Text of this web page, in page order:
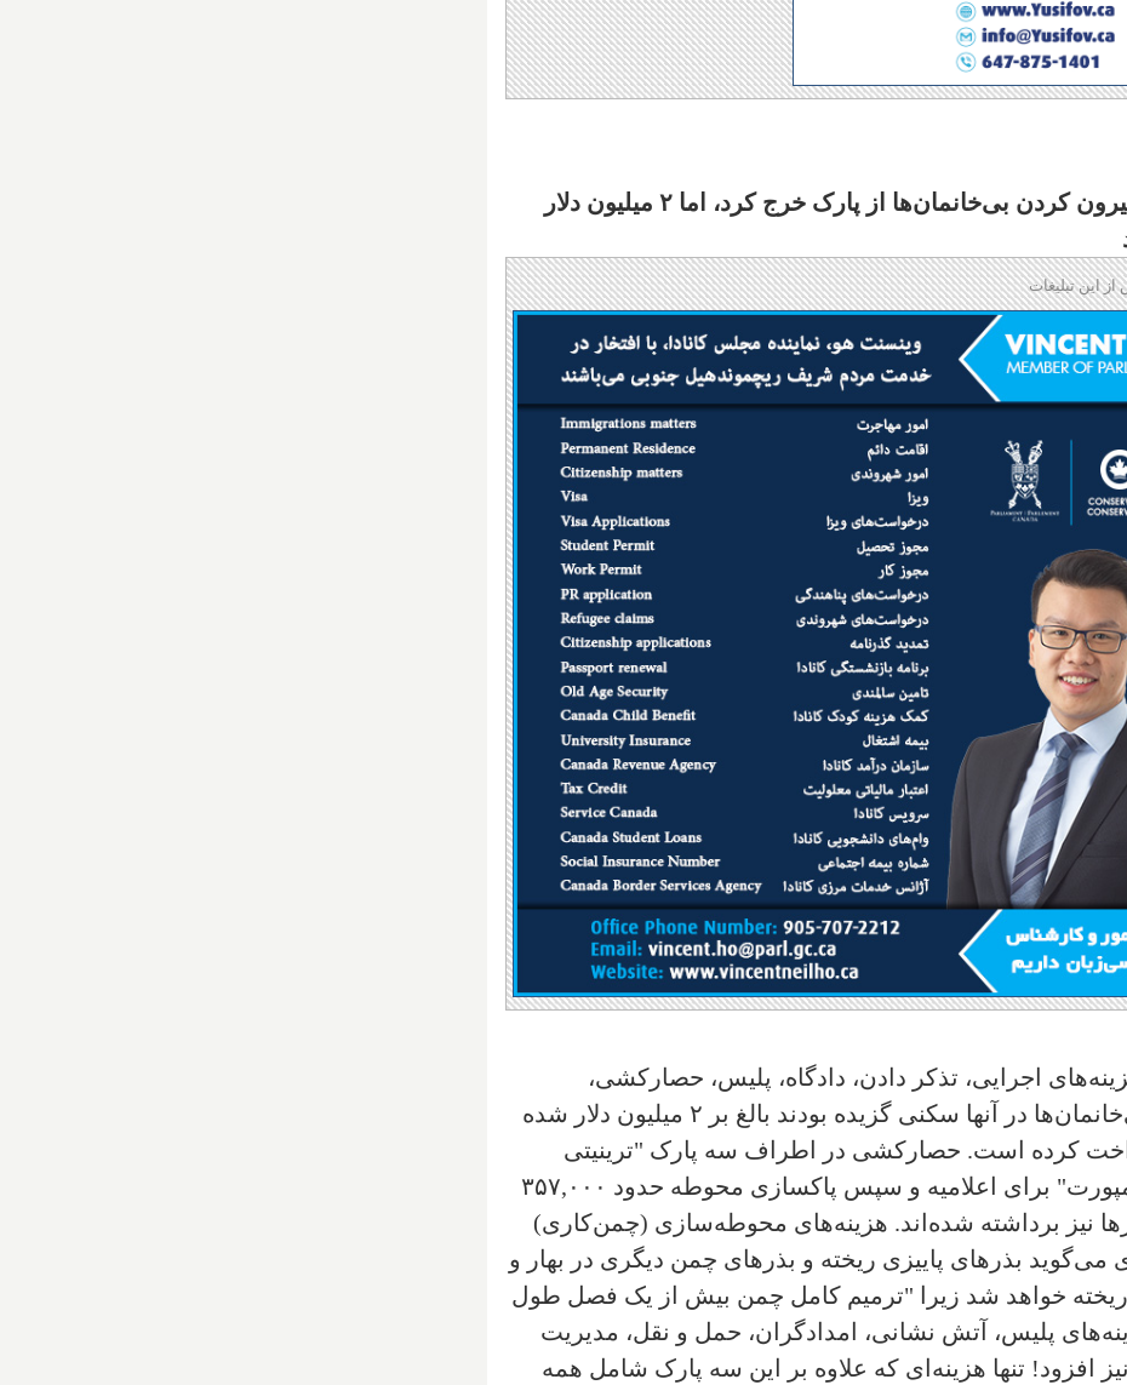
شهرداری تورنتو ۲ میلیون دلار برای بیرون کردن بی‌خانمان‌ها از پارک خرج کرد، اما ۲ میلیون دلار
این تبلیغات
اجرایی، تذکر دادن، دادگاه، پلیس، حصارکشی،
اعلامیه‌ها و چمن‌کاری ۳ پارکی که بی‌خانمان‌ها در آنها سکنی گزیده بودند بالغ بر ۲ میلیون دلار شده
کرده است. حصاركشی در اطراف سه پارک "ترینیتی
بل‌وودز"، "الکساندرا" و "استادیوم لامپورت" برای اعلامیه و سپس پاكسازی محوطه حدود ۳۵۷,۰۰۰
نیز برداشته شده‌اند. هزینه‌های محوطه‌سازی (چمن‌کاری)
و شهرداری می‌گوید بذرهای پاییزی ریخته و بذرهای چمن دیگری در بهار و
مجددا ریخته خواهد شد زیرا "ترمیم کامل چمن بیش از یک فصل طول
پلیس، آتش نشانی، امدادگران، حمل و نقل، مدیریت
افزود! تنها هزینه‌ای که علاوه بر این سه پارک شامل همه